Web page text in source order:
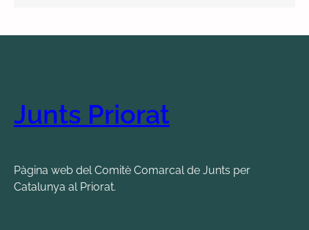
Junts Priorat
Pàgina web del Comitè Comarcal de Junts per
Catalunya al Priorat.